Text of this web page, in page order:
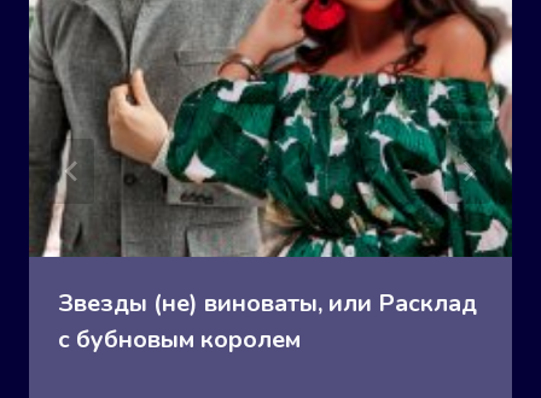
Звезды (не) виноваты, или Расклад
с бубновым королем